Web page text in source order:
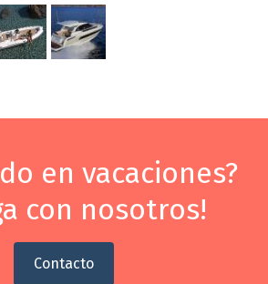
en vacaciones?
con nosotros!
Contacto